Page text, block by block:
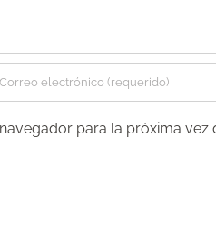
para la próxima vez